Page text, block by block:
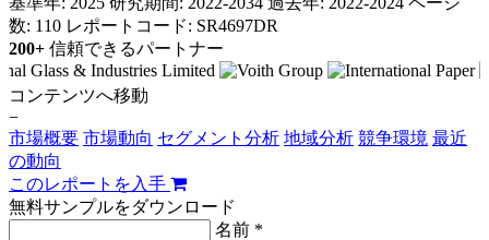
数: 110 レポートコード: SR4697DR
200+ 信頼できるパートナー
コンテンツへ移動
−
市場概要 市場動向 セグメント分析 地域分析 競争環境 最近
の動向
このレポートを入手
無料サンプルをダウンロード
名前 *